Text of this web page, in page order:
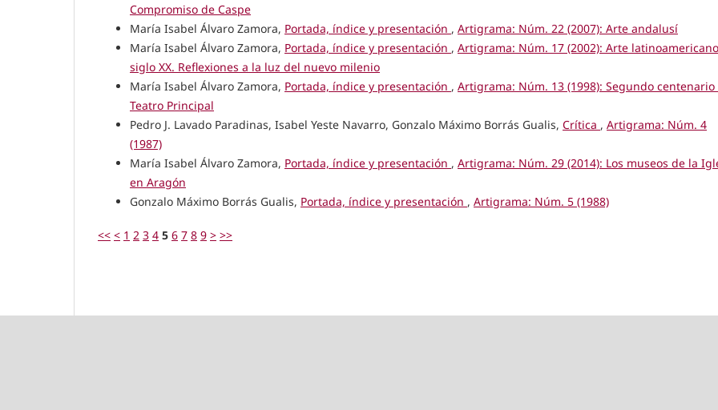
Compromiso de Caspe
María Isabel Álvaro Zamora, Portada, índice y presentación , Artigrama: Núm. 22 (2007): Arte andalusí
María Isabel Álvaro Zamora, Portada, índice y presentación , Artigrama: Núm. 17 (2002): Arte
siglo XX. Reflexiones a la luz del nuevo milenio
María Isabel Álvaro Zamora, Portada, índice y presentación , Artigrama: Núm. 13 (1998): Segundo centenario
Teatro Principal
Pedro J. Lavado Paradinas, Isabel Yeste Navarro, Gonzalo Máximo Borrás Gualis, Crítica , Artigrama: Núm. 4
(1987)
María Isabel Álvaro Zamora, Portada, índice y presentación , Artigrama: Núm. 29 (2014): Los museos de la
en Aragón
Gonzalo Máximo Borrás Gualis, Portada, índice y presentación , Artigrama: Núm. 5 (1988)
<< < 1 2 3 4 5 6 7 8 9 > >>